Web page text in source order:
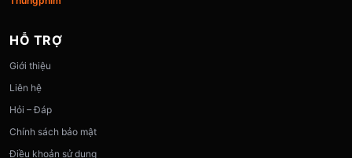
HỖ TRỢ
Giới thiệu
Liên hệ
Hỏi – Đáp
Chính sách bảo mật
Điều khoản sử dụng